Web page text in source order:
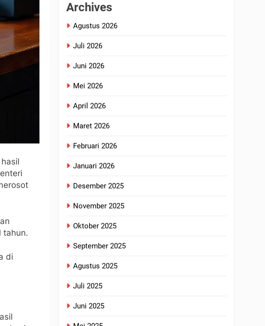
tahun.
di
Archives
Agustus 2026
Juli 2026
Juni 2026
Mei 2026
April 2026
Maret 2026
Februari 2026
Januari 2026
Desember 2025
November 2025
Oktober 2025
September 2025
Agustus 2025
Juli 2025
Juni 2025